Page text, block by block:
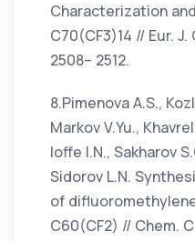
Characterization
C70(CF3)14 // Eur. J.
2508– 2512.
8.Pimenova A.S.,
Markov V.Yu.,
Ioffe I.N., Sakharov
Sidorov L.N.
of
C60(CF2) // Chem.